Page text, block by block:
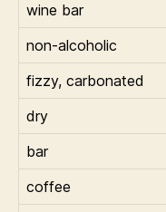
wine bar
non-alcoholic
fizzy, carbonated
dry
bar
coffee